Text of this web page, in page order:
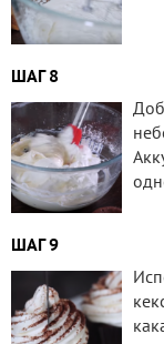
ШАГ 8
ШАГ 9